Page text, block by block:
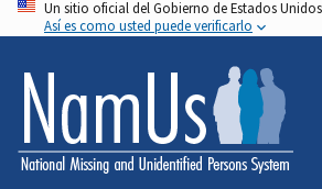
Pasar
al
contenido
principal
Un sitio oficial del Gobierno de Estados
Así es como usted puede verificarlo